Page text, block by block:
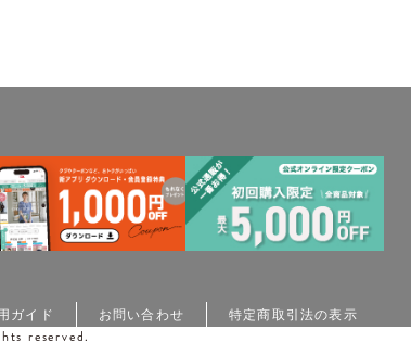
ガイド お問い合わせ 特定商取引法の表示
reserved.